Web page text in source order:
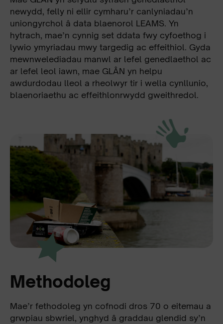
newydd, felly ni ellir cymharu’r canlyniadau’n
uniongyrchol â data blaenorol LEAMS. Yn
hytrach, mae’n cynnig set ddata fwy cyfoethog i
lywio ymyriadau mwy targedig ac effeithiol. Gyda
mewnwelediadau manwl ar lefel genedlaethol ac
ar lefel leol iawn, mae GLÂN yn helpu
awdurdodau lleol a rheolwyr tir i wella cynllunio,
blaenoriaethu ac effeithlonrwydd gweithredol.
Methodoleg
Mae’r fethodoleg yn cofnodi dros 70 o eitemau a
grwpiau sbwriel, ynghyd â graddau glendid sy’n